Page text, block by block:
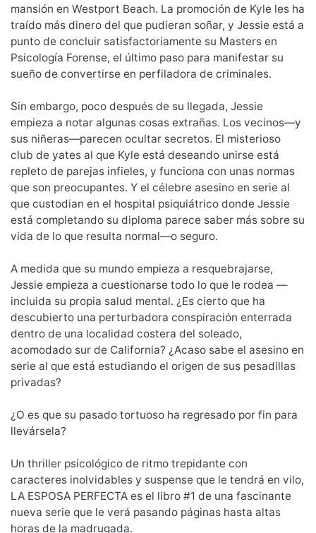
mansión en Westport Beach. La promoción de Kyle les ha
traído más dinero del que pudieran soñar, y Jessie está a
punto de concluir satisfactoriamente su Masters en
Psicología Forense, el último paso para manifestar su
sueño de convertirse en perfiladora de criminales.
Sin embargo, poco después de su llegada, Jessie
empieza a notar algunas cosas extrañas. Los vecinos—y
sus niñeras—parecen ocultar secretos. El misterioso
club de yates al que Kyle está deseando unirse está
repleto de parejas infieles, y funciona con unas normas
que son preocupantes. Y el célebre asesino en serie al
que custodian en el hospital psiquiátrico donde Jessie
está completando su diploma parece saber más sobre su
vida de lo que resulta normal—o seguro.
A medida que su mundo empieza a resquebrajarse,
Jessie empieza a cuestionarse todo lo que le rodea —
incluida su propia salud mental. ¿Es cierto que ha
descubierto una perturbadora conspiración enterrada
dentro de una localidad costera del soleado,
acomodado sur de California? ¿Acaso sabe el asesino en
serie al que está estudiando el origen de sus pesadillas
privadas?
¿O es que su pasado tortuoso ha regresado por fin para
llevársela?
Un thriller psicológico de ritmo trepidante con
caracteres inolvidables y suspense que le tendrá en vilo,
LA ESPOSA PERFECTA es el libro #1 de una fascinante
nueva serie que le verá pasando páginas hasta altas
horas de la madrugada.